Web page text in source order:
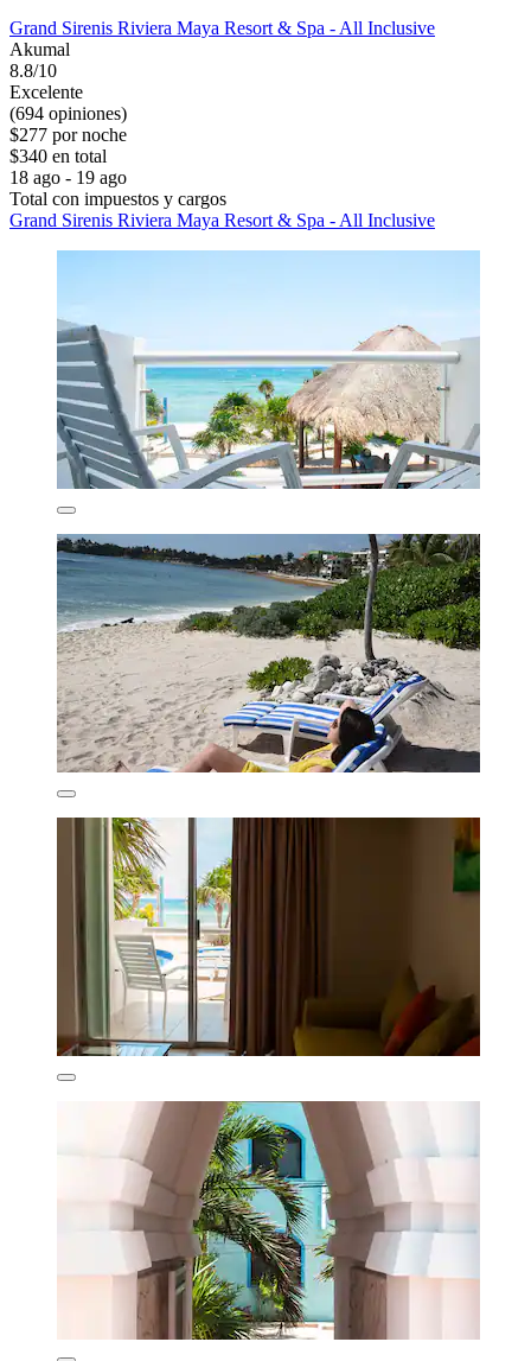
Grand Sirenis Riviera Maya Resort & Spa - All Inclusive
Akumal
8.8/10
Excelente
(694 opiniones)
$277 por noche
$340 en total
18 ago - 19 ago
Total con impuestos y cargos
Grand Sirenis Riviera Maya Resort & Spa - All Inclusive